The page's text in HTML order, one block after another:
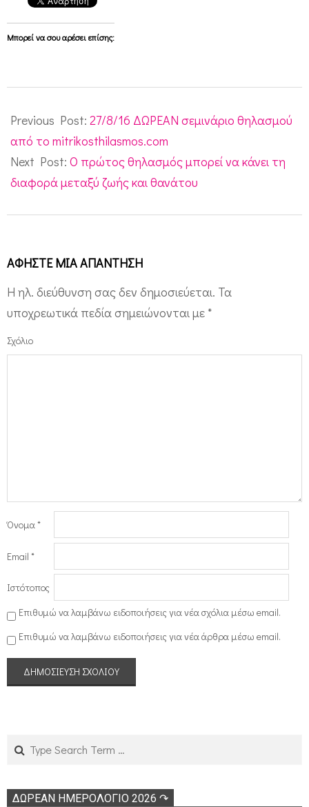
Μπορεί να σου αρέσει επίσης:
08-
11
Previous Post: 27/8/16 ΔΩΡΕΑΝ σεμινάριο θηλασμού
από το mitrikosthilasmos.com
Next Post: Ο πρώτος θηλασμός μπορεί να κάνει τη
διαφορά μεταξύ ζωής και θανάτου
ΑΦΉΣΤΕ ΜΙΑ ΑΠΆΝΤΗΣΗ
Η ηλ. διεύθυνση σας δεν δημοσιεύεται. Τα
υποχρεωτικά πεδία σημειώνονται με *
Σχόλιο
Όνομα*
Email *
Ιστότοπος
Επιθυμώ να λαμβάνω ειδοποιήσεις για νέα σχόλια μέσω email.
Επιθυμώ να λαμβάνω ειδοποιήσεις για νέα άρθρα μέσω email.
ΔΩΡΕΑΝ ΗΜΕΡΟΛΟΓΙΟ 2026 ↷